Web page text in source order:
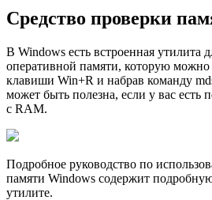
Средство проверки
В Windows есть встроенная утилита
оперативной памяти, которую можно
клавиши Win+R и набрав команду
может быть полезна, если у вас есть
с RAM.
Подробное руководство по
памяти Windows содержит
утилите.